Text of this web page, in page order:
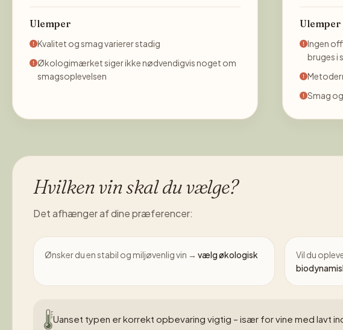
Ulemper
Kvalitet og smag varierer stadig
Økologimærket siger ikke nødvendigvis noget om
smagsoplevelsen
Ulemper
Ingen
bruges i
Smag
Hvilken vin skal du vælge?
Det afhænger af dine præferencer:
Ønsker du en stabil og miljøvenlig vin → vælg økologisk Vil du
Uanset typen er korrekt opbevaring vigtig – især for vine med lavt